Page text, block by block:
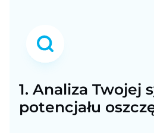
1. Analiza Twojej
potencjału